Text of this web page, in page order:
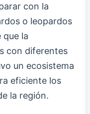
con la
o leopardos
que la
con diferentes
un ecosistema
eficiente los
la región.